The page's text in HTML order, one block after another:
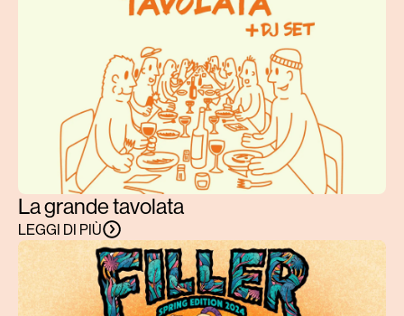
La grande tavolata
LEGGI DI PIÙ